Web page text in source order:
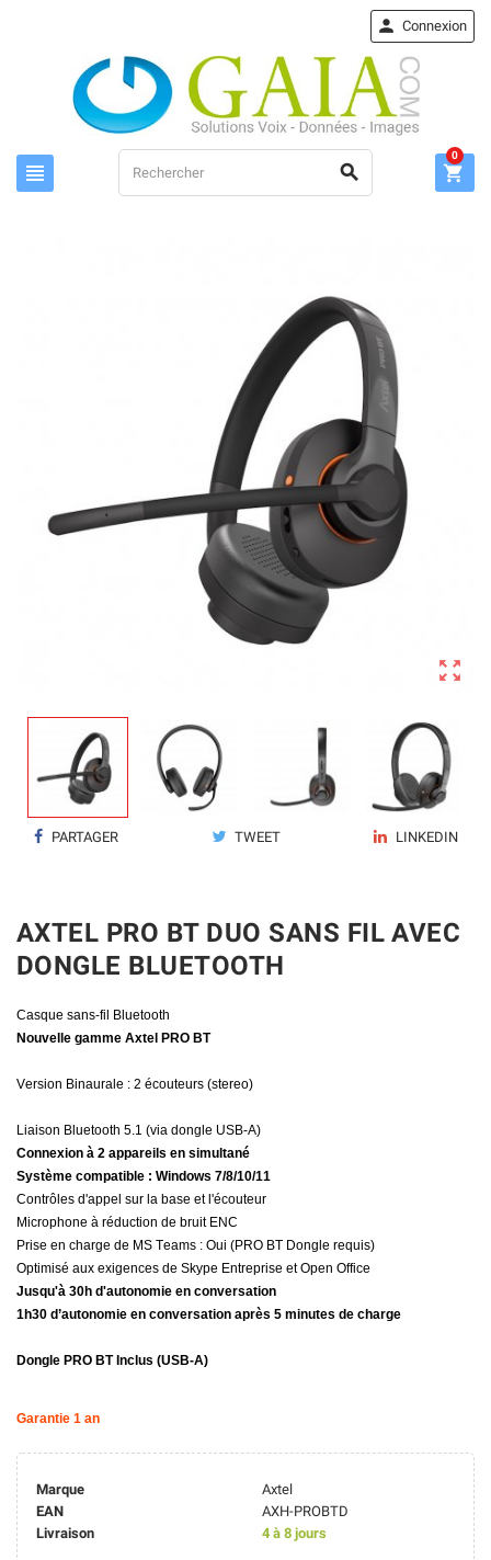
 
 Connexion

0

PARTAGER TWEET LINKEDIN
AXTEL PRO BT DUO SANS FIL AVEC
DONGLE BLUETOOTH
Casque sans-fil Bluetooth
Nouvelle gamme Axtel PRO BT
Version Binaurale : 2 écouteurs (stereo)
Liaison Bluetooth 5.1 (via dongle USB-A)
Connexion à 2 appareils en simultané
Système compatible : Windows 7/8/10/11
Contrôles d'appel sur la base et l'écouteur
Microphone à réduction de bruit ENC
Prise en charge de MS Teams : Oui (PRO BT Dongle requis)
Optimisé aux exigences de Skype Entreprise et Open Office
Jusqu'à 30h d'autonomie en conversation
1h30 d’autonomie en conversation après 5 minutes de charge
Dongle PRO BT Inclus (USB-A)
Garantie 1 an
Marque
Axtel
EAN
AXH-PROBTD
Livraison
4 à 8 jours